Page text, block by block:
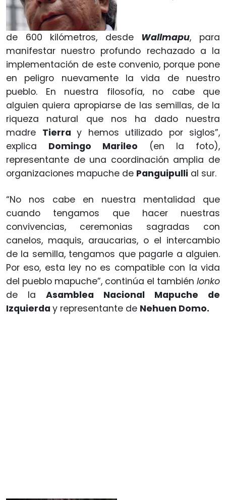
de 600 kilómetros, desde Wallmapu, para
manifestar nuestro profundo rechazado a la
implementación de este convenio, porque pone
en peligro nuevamente la vida de nuestro
pueblo. En nuestra filosofía, no cabe que
alguien quiera apropiarse de las semillas, de la
riqueza natural que nos ha dado nuestra
madre Tierra y hemos utilizado por siglos”,
explica Domingo Marileo (en la foto),
representante de una coordinación amplia de
organizaciones mapuche de Panguipulli al sur.
“No nos cabe en nuestra mentalidad que
cuando tengamos que hacer nuestras
convivencias, ceremonias sagradas con
canelos, maquis, araucarias, o el intercambio
de la semilla, tengamos que pagarle a alguien.
Por eso, esta ley no es compatible con la vida
del pueblo mapuche”, continúa el también lonko
de la Asamblea Nacional Mapuche de
Izquierda y representante de Nehuen Domo.